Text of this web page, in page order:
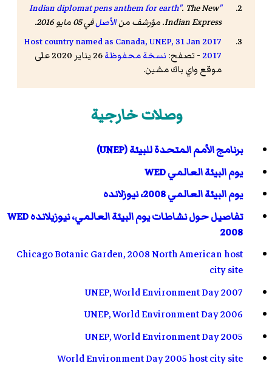
"Indian diplomat pens anthem for earth"
. The New
Indian Express. مؤرشف منالأصلفي 05 مايو 2016
.
2017 Host country named as Canada, UNEP, 31 Jan
2017- تصفح: نسخة محفوظة
26 يناير 2020 على
موقع واي باك مشين.
وصلات خارجية
برنامج الأمم المتحدة للبيئة (UNEP)
يوم البيئة العالمي WED
يوم البيئة العالمي 2008، نيوزلانده
تفاصيل حول نشاطات يوم البيئة العالمي، نيوزيلانده WED
2008
Chicago Botanic Garden, 2008 North American host
city site
UNEP, World Environment Day 2007
UNEP, World Environment Day 2006
UNEP, World Environment Day 2005
World Environment Day 2005 host city site